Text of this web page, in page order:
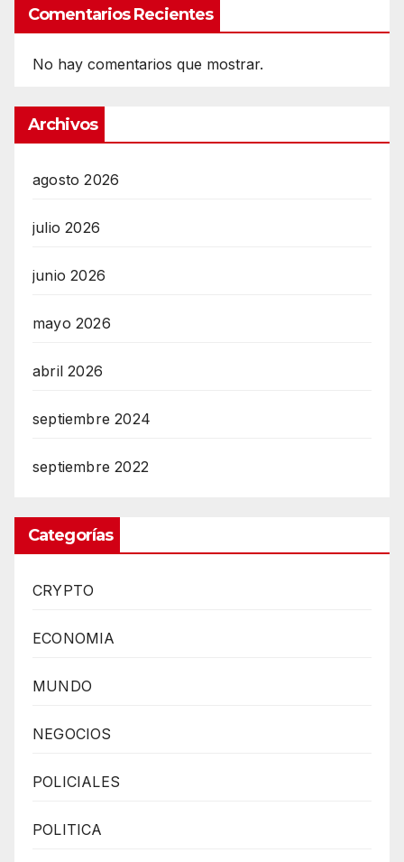
Comentarios Recientes
No hay comentarios que mostrar.
Archivos
agosto 2026
julio 2026
junio 2026
mayo 2026
abril 2026
septiembre 2024
septiembre 2022
Categorías
CRYPTO
ECONOMIA
MUNDO
NEGOCIOS
POLICIALES
POLITICA